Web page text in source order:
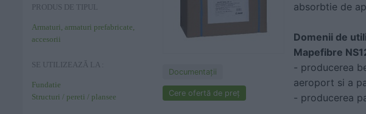
PRODUS DE TIPUL
Armaturi, armaturi prefabricate,
accesorii
SE UTILIZEAZĂ LA :
Fundatie
Structuri / pereti / plansee
Documentaţii
Cere ofertă de preț
absorbtie de
Domenii de
Mapefibre
- producerea
aeroport si a
- producerea